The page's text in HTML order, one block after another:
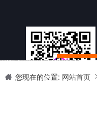
新闻动态
关于我们
联系我们
您现在的位置: 网站首页